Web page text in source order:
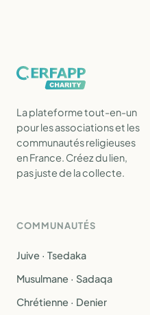
La plateforme tout-en-un
pour les associations et les
communautés religieuses
en France. Créez du lien,
pas juste de la collecte.
COMMUNAUTÉS
Juive · Tsedaka
Musulmane · Sadaqa
Chrétienne · Denier